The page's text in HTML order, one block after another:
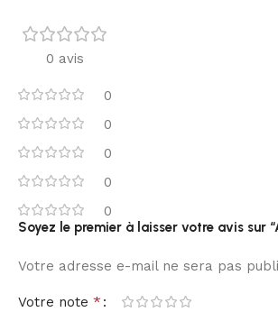
0 avis
0
0
0
0
0
Soyez le premier à laisser votre avis sur
Votre adresse e-mail ne sera pas
Votre note *